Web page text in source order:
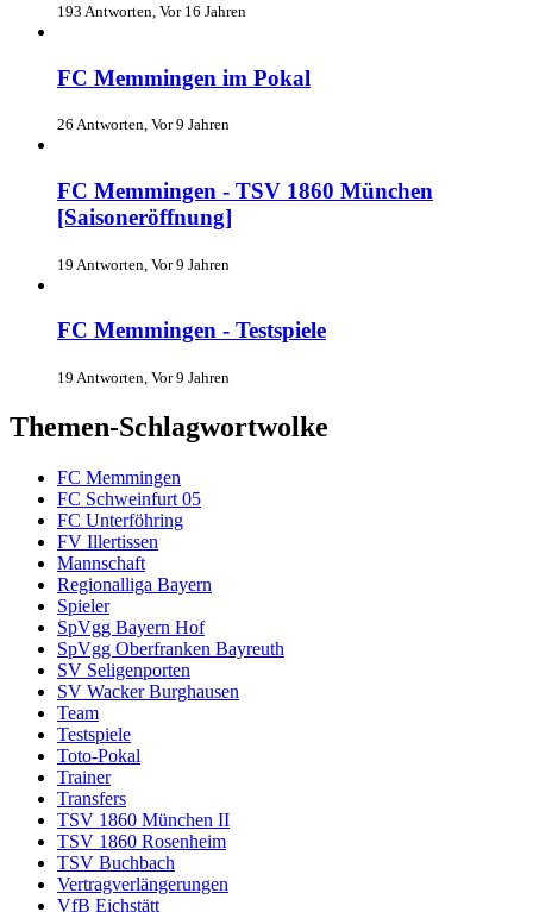
193 Antworten, Vor 16 Jahren
FC Memmingen im Pokal
26 Antworten, Vor 9 Jahren
FC Memmingen - TSV 1860 München
[Saisoneröffnung]
19 Antworten, Vor 9 Jahren
FC Memmingen - Testspiele
19 Antworten, Vor 9 Jahren
Themen-Schlagwortwolke
FC Memmingen
FC Schweinfurt 05
FC Unterföhring
FV Illertissen
Mannschaft
Regionalliga Bayern
Spieler
SpVgg Bayern Hof
SpVgg Oberfranken Bayreuth
SV Seligenporten
SV Wacker Burghausen
Team
Testspiele
Toto-Pokal
Trainer
Transfers
TSV 1860 München II
TSV 1860 Rosenheim
TSV Buchbach
Vertragverlängerungen
VfB Eichstätt